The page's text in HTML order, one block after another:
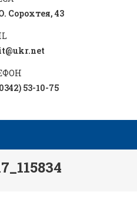
Сорохтея, 43
53-10-75